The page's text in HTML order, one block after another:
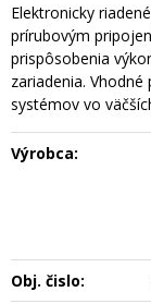
Elektronicky
prírubovým
prispôsobenia
zariadenia.
systémov vo
Výrobca:
Obj. čislo: